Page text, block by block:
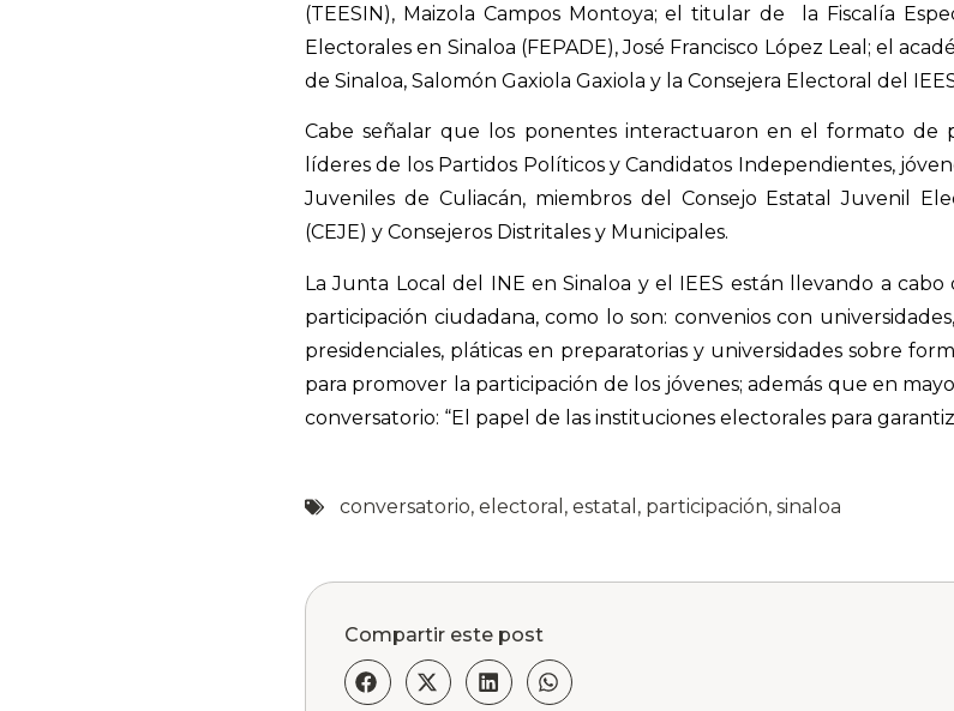
(TEESIN), Maizola Campos Montoya; el titular de
la Fiscalía
Electorales en Sinaloa (FEPADE), José Francisco López Leal; el
de Sinaloa, Salomón Gaxiola Gaxiola y la Consejera Electoral del
Cabe señalar que los ponentes interactuaron en el formato de
líderes de los Partidos Políticos y Candidatos Independientes,
Juveniles de Culiacán, miembros del Consejo Estatal Juvenil
(CEJE) y Consejeros Distritales y Municipales.
La Junta Local del INE en Sinaloa y el IEES están llevando a
participación ciudadana, como lo son: convenios con
presidenciales, pláticas en preparatorias y universidades sobre
para promover la participación de los jóvenes; además que en
conversatorio: “El papel de las instituciones electorales para
conversatorio, electoral , estatal , participación, sinaloa
Compartir este post